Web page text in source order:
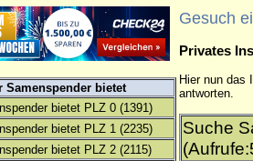
Samenspender bietet
bietet PLZ 0 (1391)
bietet PLZ 1 (2235)
bietet PLZ 2 (2115)
Gesuch
Privates
Hier nun das
antworten.
Suche